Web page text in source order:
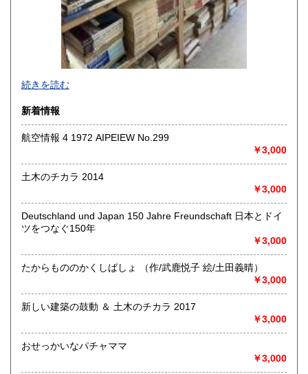
-
沿線名：-
最寄駅：-
営業時間：-
定休日：-
書籍の買取について
取り扱い分野
総記、哲学宗教、歴史、社会科学、自然科学、美術工芸、国
語国文、外国文学、古典籍、近代文献、趣味、外国書、サブ
カルチャー、古書一般（その他）
書籍全般
続きを読む
新着情報
航空情報 4 1972 AIPEIEW No.299
￥3,000
土木のチカラ 2014
￥3,000
Deutschland und Japan 150 Jahre Freundschaft 日本とドイ
ツをつなぐ150年
￥3,000
たからもののかくしばしょ （作/武鹿悦子 絵/土田義晴）
￥3,000
新しい建築の鼓動 ＆ 土木のチカラ 2017
￥3,000
おせっかいなパチャママ
￥3,000